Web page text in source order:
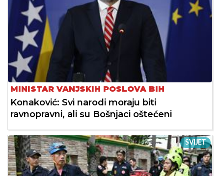
MINISTAR VANJSKIH POSLOVA BIH
Konaković: Svi narodi moraju biti
ravnopravni, ali su Bošnjaci oštećeni
SVIJET